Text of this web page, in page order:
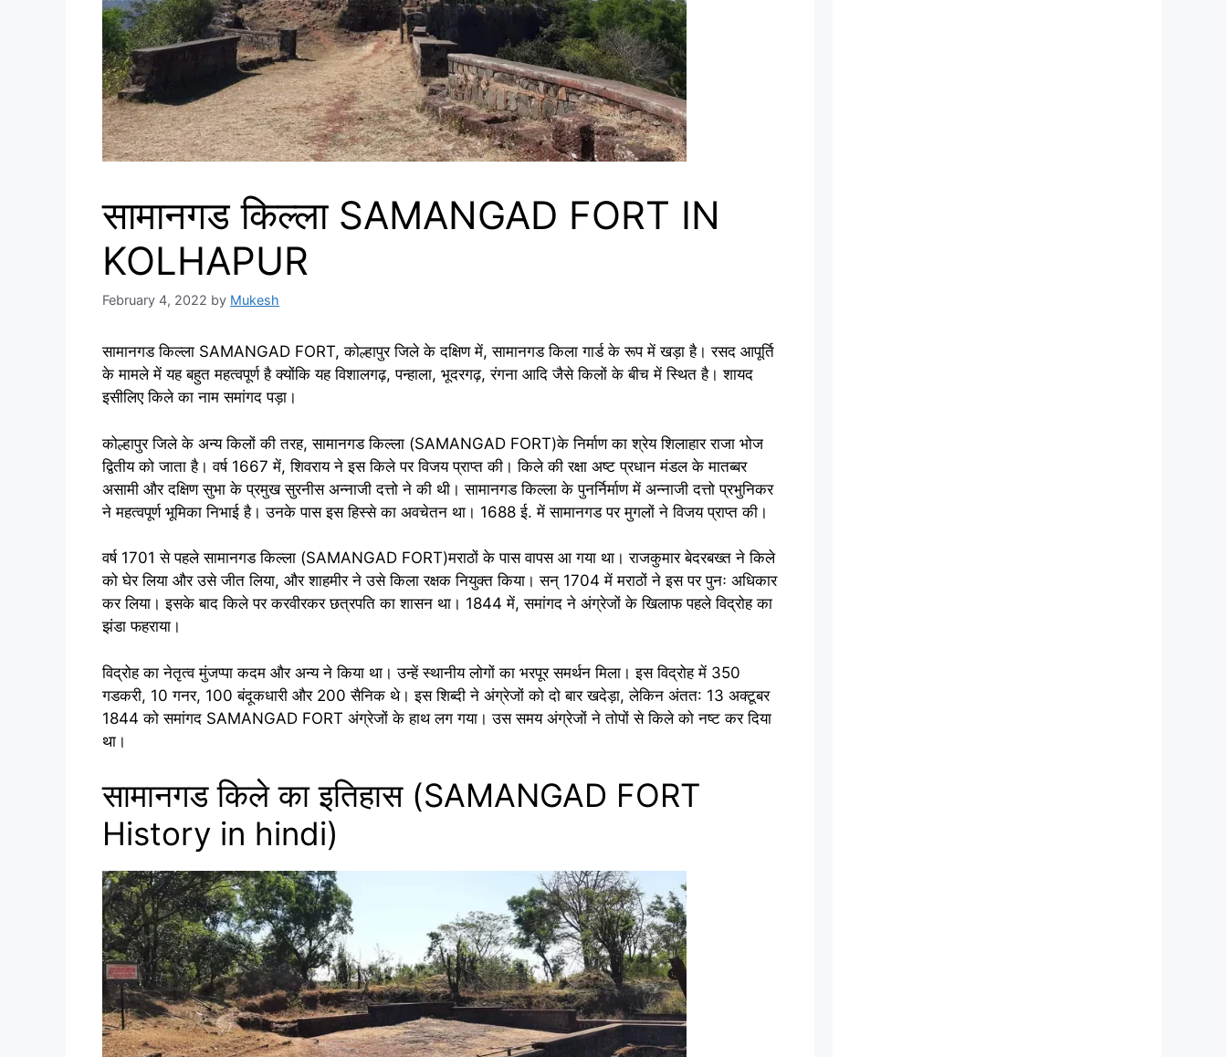
सामानगड किल्ला SAMANGAD FORT IN
KOLHAPUR
February 4, 2022 by Mukesh
सामानगड किल्ला SAMANGAD FORT, कोल्हापुर जिले के दक्षिण में, सामानगड किला गार्ड के रूप में खड़ा है। रसद आपूर्ति
के मामले में यह बहुत महत्वपूर्ण है क्योंकि यह विशालगढ़, पन्हाला, भूदरगढ़, रंगना आदि जैसे किलों के बीच में स्थित है। शायद
इसीलिए किले का नाम समांगद पड़ा।
कोल्हापुर जिले के अन्य किलों की तरह, सामानगड किल्ला (SAMANGAD FORT)के निर्माण का श्रेय शिलाहार राजा भोज
द्वितीय को जाता है। वर्ष 1667 में, शिवराय ने इस किले पर विजय प्राप्त की। किले की रक्षा अष्ट प्रधान मंडल के मातब्बर
असामी और दक्षिण सुभा के प्रमुख सुरनीस अन्नाजी दत्तो ने की थी। सामानगड किल्ला के पुनर्निर्माण में अन्नाजी दत्तो प्रभुनिकर
ने महत्वपूर्ण भूमिका निभाई है। उनके पास इस हिस्से का अवचेतन था। 1688 ई. में सामानगड पर मुगलों ने विजय प्राप्त की।
वर्ष 1701 से पहले सामानगड किल्ला (SAMANGAD FORT)मराठों के पास वापस आ गया था। राजकुमार बेदरबख्त ने किले
को घेर लिया और उसे जीत लिया, और शाहमीर ने उसे किला रक्षक नियुक्त किया। सन् 1704 में मराठों ने इस पर पुनः अधिकार
कर लिया। इसके बाद किले पर करवीरकर छत्रपति का शासन था। 1844 में, समांगद ने अंग्रेजों के खिलाफ पहले विद्रोह का
झंडा फहराया।
विद्रोह का नेतृत्व मुंजप्पा कदम और अन्य ने किया था। उन्हें स्थानीय लोगों का भरपूर समर्थन मिला। इस विद्रोह में 350
गडकरी, 10 गनर, 100 बंदूकधारी और 200 सैनिक थे। इस शिब्दी ने अंग्रेजों को दो बार खदेड़ा, लेकिन अंतत: 13 अक्टूबर
1844 को समांगद SAMANGAD FORT अंग्रेजों के हाथ लग गया। उस समय अंग्रेजों ने तोपों से किले को नष्ट कर दिया
था।
सामानगड किले का इतिहास (SAMANGAD FORT
History in hindi)